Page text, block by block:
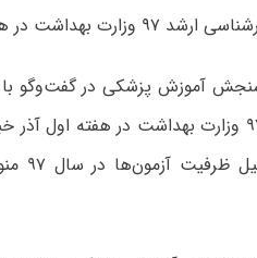
اول آذرماه برگزار خواهد شد.
آموزش پزشکی در گفت‌وگو با
آزمون کارشناسی ارشد ۹۷ وزارت بهداشت